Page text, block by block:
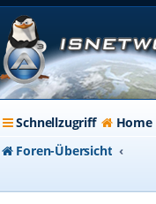
Schnellzugriff Home
Foren-Übersicht